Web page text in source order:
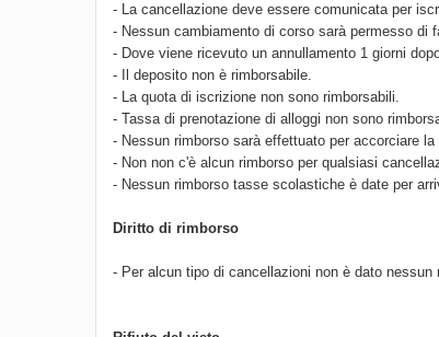
- La cancellazione deve essere comunicata per
- Nessun cambiamento di corso sarà permesso di
- Dove viene ricevuto un annullamento 1 giorni
- Il deposito non è rimborsabile.
- La quota di iscrizione non sono rimborsabili.
- Tassa di prenotazione di alloggi non sono
- Nessun rimborso sarà effettuato per accorciare
- Non non c'è alcun rimborso per qualsiasi
- Nessun rimborso tasse scolastiche è date per
Diritto di rimborso
- Per alcun tipo di cancellazioni non è dato nessun